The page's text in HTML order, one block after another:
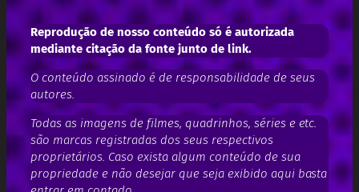
Reprodução de nosso conteúdo só é autorizada
mediante citação da fonte junto de link.
O conteúdo assinado é de responsabilidade de seus
autores.
Todas as imagens de filmes, quadrinhos, séries e etc.
são marcas registradas dos seus respectivos
proprietários. Caso exista algum conteúdo de sua
propriedade e não desejar que seja exibido aqui basta